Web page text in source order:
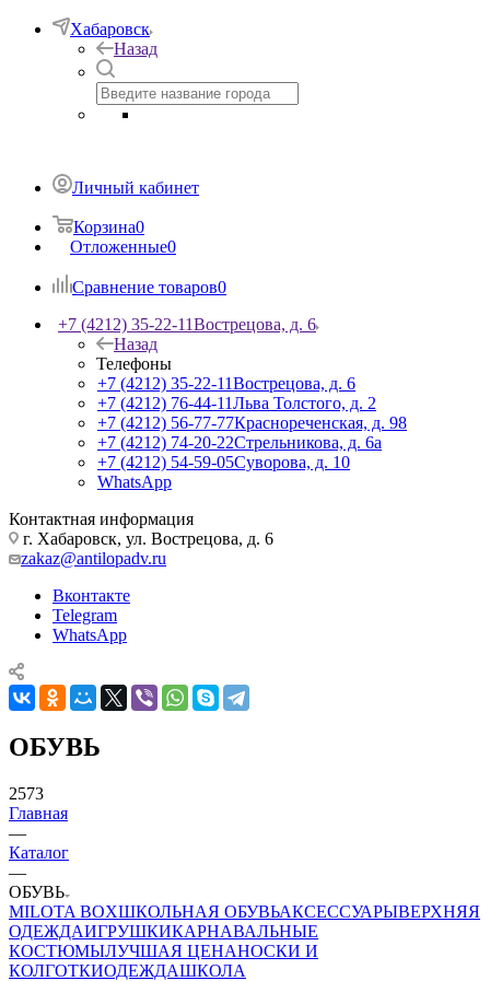
Хабаровск
Назад
Личный кабинет
Корзина0
Отложенные0
Сравнение товаров0
+7 (4212) 35-22-11Вострецова, д. 6
Назад
Телефоны
+7 (4212) 35-22-11Вострецова, д. 6
+7 (4212) 76-44-11Льва Толстого, д. 2
+7 (4212) 56-77-77Краснореченская, д. 98
+7 (4212) 74-20-22Стрельникова, д. 6а
+7 (4212) 54-59-05Суворова, д. 10
WhatsApp
Контактная информация
г. Хабаровск, ул. Вострецова, д. 6
zakaz@antilopadv.ru
Вконтакте
Telegram
WhatsApp
ОБУВЬ
2573
Главная
—
Каталог
—
ОБУВЬ
MILOTA BOXШКОЛЬНАЯ ОБУВЬАКСЕССУАРЫВЕРХНЯЯ
ОДЕЖДАИГРУШКИКАРНАВАЛЬНЫЕ
КОСТЮМЫЛУЧШАЯ ЦЕНАНОСКИ И
КОЛГОТКИОДЕЖДАШКОЛА